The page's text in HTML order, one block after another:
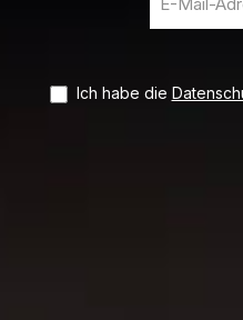
Mail-
Ich habe die